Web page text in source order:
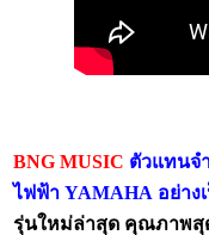
BNG MUSIC ตัวแทนจ
ไฟฟ้าYAMAHA อย่าง
รุ่นใหม่ล่าสุด คุณภาพ